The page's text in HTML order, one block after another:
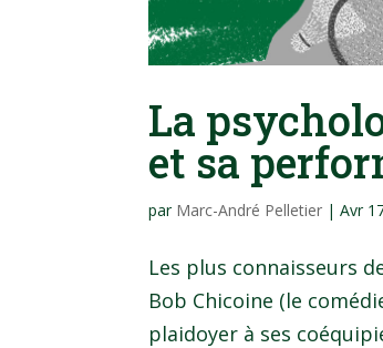
La
et sa
par Marc-André Pelletier |Avr
Les plus connaisseurs
Bob Chicoine (le
plaidoyer à ses